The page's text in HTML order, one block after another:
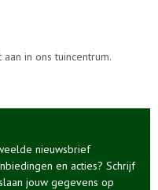
in ons tuincentrum.
nieuwsbrief
en acties? Schrijf
jouw gegevens op